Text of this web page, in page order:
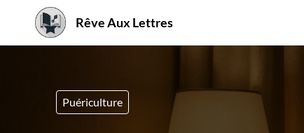
Rêve Aux Lettres
Puériculture